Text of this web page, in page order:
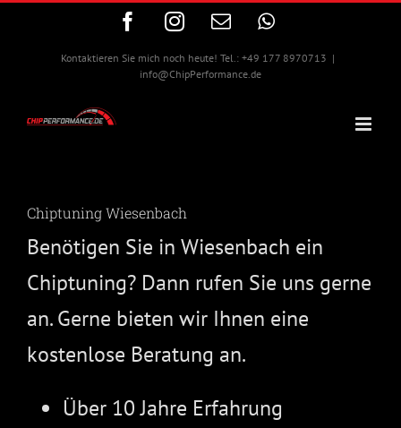
FacebookInstagram
E-
WhatsApp
Kontaktieren Sie mich noch heute! Tel.: +49 177 8970713 |
info@ChipPerformance.de
Chiptuning Wiesenbach
Benötigen Sie in Wiesenbach ein
Chiptuning? Dann rufen Sie uns gerne
an. Gerne bieten wir Ihnen eine
kostenlose Beratung an.
Über 10 Jahre Erfahrung